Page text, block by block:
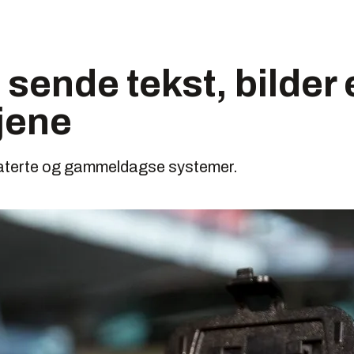
sende tekst, bilder
og gammeldagse systemer.